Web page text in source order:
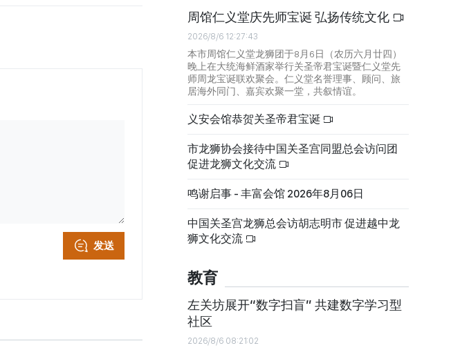
发送
周馆仁义堂庆先师宝诞 弘扬传统文化
2026/8/6 12:27:43
本市周馆仁义堂龙狮团于8月6日（农历六月廿四）
晚上在大统海鲜酒家举行关圣帝君宝诞暨仁义堂先
师周龙宝诞联欢聚会。仁义堂名誉理事、顾问、旅
居海外同门、嘉宾欢聚一堂，共叙情谊。
义安会馆恭贺关圣帝君宝诞
市龙狮协会接待中国关圣宫同盟总会访问团
促进龙狮文化交流
鸣谢启事 - 丰富会馆 2026年8月06日
中国关圣宫龙狮总会访胡志明市 促进越中龙
狮文化交流
教育
左关坊展开“数字扫盲” 共建数字学习型
社区
2026/8/6 08:21:02